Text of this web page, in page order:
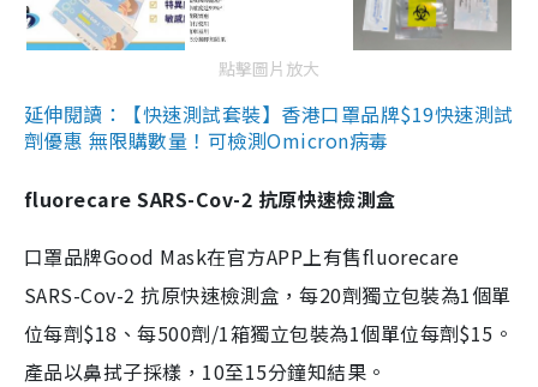
點擊圖片放大
延伸閱讀：【快速測試套裝】香港口罩品牌$19快速測試
劑優惠 無限購數量！可檢測Omicron病毒
fluorecare SARS-Cov-2 抗原快速檢測盒
口罩品牌Good Mask在官方APP上有售fluorecare
SARS-Cov-2 抗原快速檢測盒，每20劑獨立包裝為1個單
位每劑$18、每500劑/1箱獨立包裝為1個單位每劑$15。
產品以鼻拭子採樣，10至15分鐘知結果。